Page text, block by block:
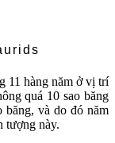
11 hàng năm ở vị trí
quá 10 sao băng
băng, và do đó năm
tượng này.